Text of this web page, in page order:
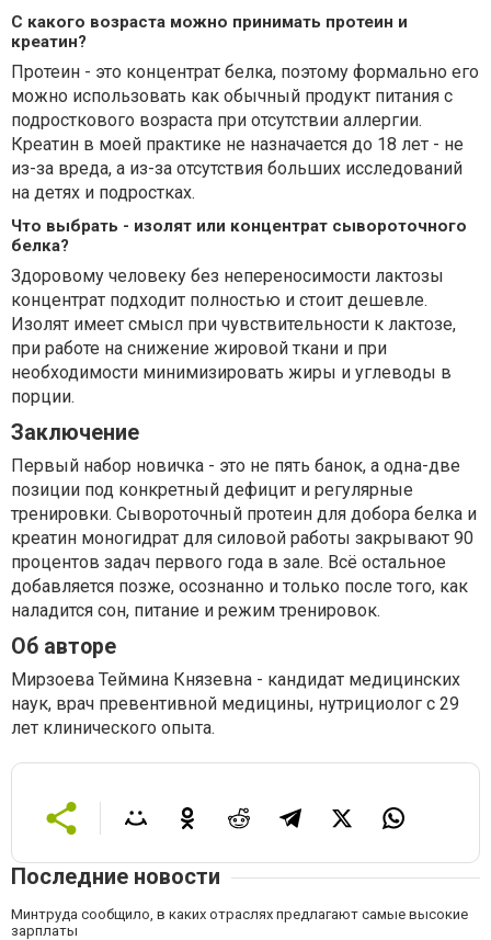
С какого возраста можно принимать протеин и
креатин?
Протеин - это концентрат белка, поэтому формально его
можно использовать как обычный продукт питания с
подросткового возраста при отсутствии аллергии.
Креатин в моей практике не назначается до 18 лет - не
из-за вреда, а из-за отсутствия больших исследований
на детях и подростках.
Что выбрать - изолят или концентрат сывороточного
белка?
Здоровому человеку без непереносимости лактозы
концентрат подходит полностью и стоит дешевле.
Изолят имеет смысл при чувствительности к лактозе,
при работе на снижение жировой ткани и при
необходимости минимизировать жиры и углеводы в
порции.
Заключение
Первый набор новичка - это не пять банок, а одна-две
позиции под конкретный дефицит и регулярные
тренировки. Сывороточный протеин для добора белка и
креатин моногидрат для силовой работы закрывают 90
процентов задач первого года в зале. Всё остальное
добавляется позже, осознанно и только после того, как
наладится сон, питание и режим тренировок.
Об авторе
Мирзоева Теймина Князевна - кандидат медицинских
наук, врач превентивной медицины, нутрициолог с 29
лет клинического опыта.
Последние новости
Минтруда сообщило, в каких отраслях предлагают самые высокие
зарплаты